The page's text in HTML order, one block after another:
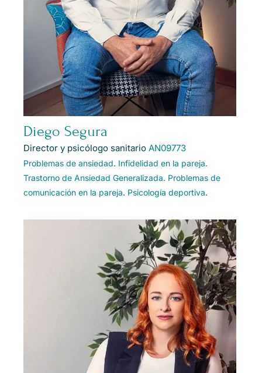
Diego Segura
Director y psicólogo sanitario AN09773
Problemas de ansiedad. Infidelidad en la pareja.
Trastorno de Ansiedad Generalizada. Problemas de
comunicación en la pareja. Psicología deportiva.